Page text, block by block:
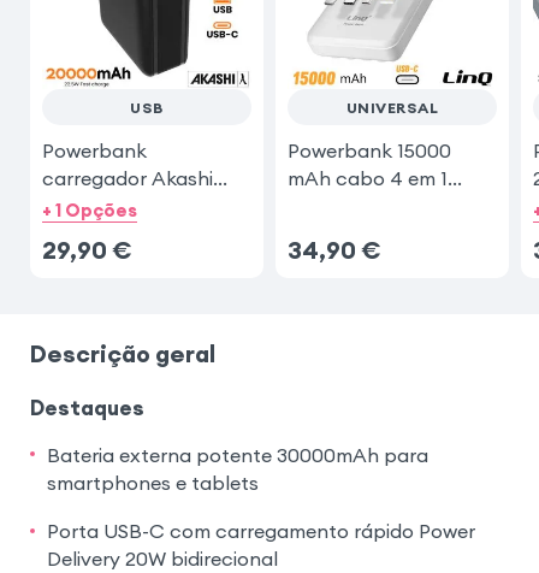
USB
Powerbank
carregador Akashi
20.000 mAh
+ 1 Opções
29,90 €
UNIVERSAL
Powerbank 15000
mAh cabo 4 em 1
34,90 €
Descrição geral
Destaques
Bateria externa potente 30000mAh para
smartphones e tablets
Porta USB-C com carregamento rápido Power
Delivery 20W bidirecional